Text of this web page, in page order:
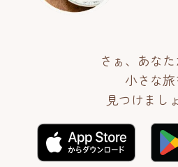
さぁ、あな
小さな旅
見つけまし